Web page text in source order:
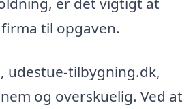
til opgaven.
udestue-tilbygning.dk,
og overskuelig. Ved at